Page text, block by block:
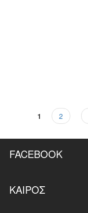
Pages
1 2
FACEBOOK
ΚΑΙΡΌΣ